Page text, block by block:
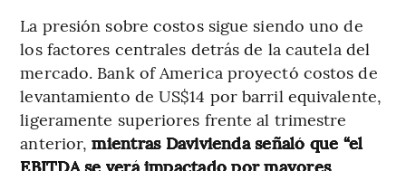
La presión sobre costos sigue siendo uno de
los factores centrales detrás de la cautela del
mercado. Bank of America proyectó costos de
levantamiento de US$14 por barril equivalente,
ligeramente superiores frente al trimestre
anterior,mientras Davivienda señaló que “el
EBITDA se verá impactado por mayores